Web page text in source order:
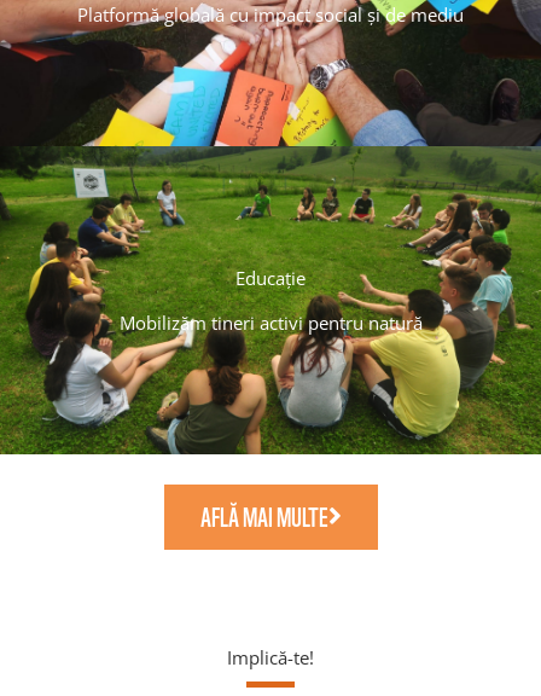
Platformă globală cu impact social și de mediu
Educație
Mobilizăm tineri activi pentru natură
AFLĂ MAI MULTE
Implică-te!